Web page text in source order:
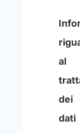
0
di
600
di